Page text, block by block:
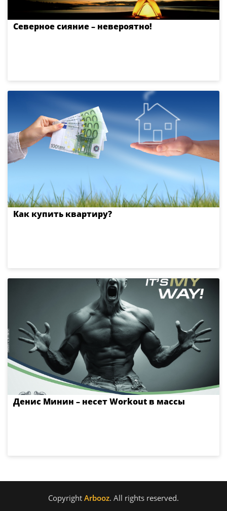
Северное сияние – невероятно!
Как купить квартиру?
Денис Минин – несет Workout в массы
Copyright Arbooz. All rights reserved.